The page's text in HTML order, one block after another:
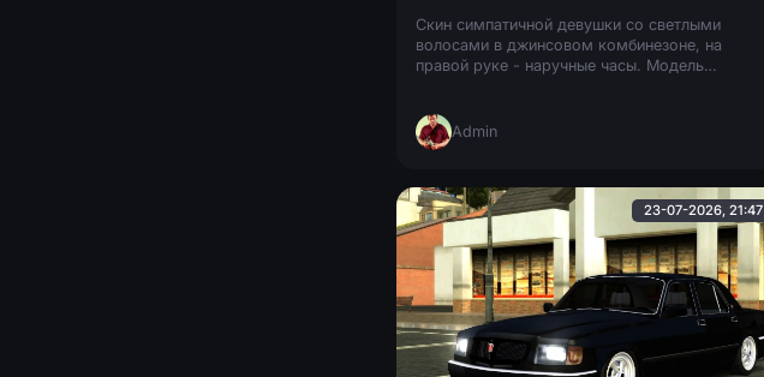
Скин симпатичной девушки со светлыми
волосами в джинсовом комбинезоне, на
правой руке - наручные часы. Модель
Admin
23-07-2026, 21:47